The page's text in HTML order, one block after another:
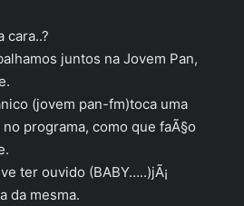
cara..?
juntos na Jovem Pan,
(jovem pan-fm)toca uma
programa, como que faÃ§o
ter ouvido (BABY…..)jÃ¡
da mesma.